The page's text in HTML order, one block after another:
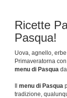
Ricette
Pasqua!
Uova, agnello,
Primaveratorna
menu di Pasqua
menu di Pasqua
tradizione,